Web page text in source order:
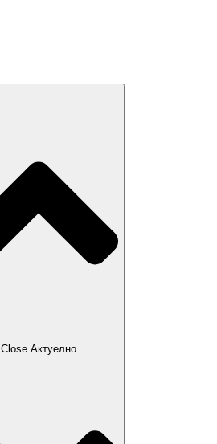
Close Актуелно